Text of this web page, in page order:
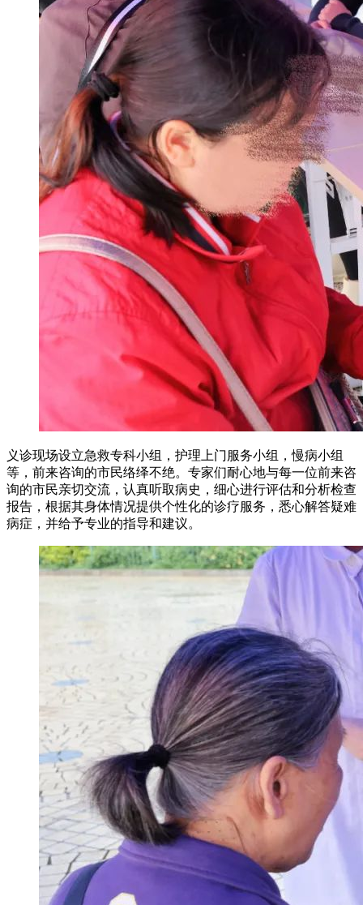
义诊现场设立急救专科小组，护理上门服务小组，慢病小组
等，前来咨询的市民络绎不绝。专家们耐心地与每一位前来咨
询的市民亲切交流，认真听取病史，细心进行评估和分析检查
报告，根据其身体情况提供个性化的诊疗服务，悉心解答疑难
病症，并给予专业的指导和建议。